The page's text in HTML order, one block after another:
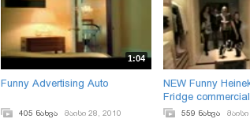
1:04
Funny Advertising Auto
405 ნახვა მაისი 28, 2010
NEW Funny
Fridge commercial
559 ნახვა